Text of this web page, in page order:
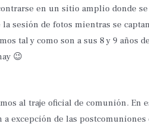
en un sitio amplio donde
sesión de fotos mientras se
tal y como son a sus 8 y 9 años
😉
al traje oficial de comunión.
excepción de las